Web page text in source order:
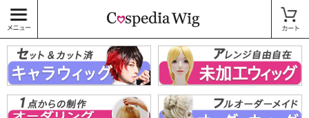
〜
商品タグ
キャラウィッグ
未加工ウィッグ
ベースウィッグ
衣装